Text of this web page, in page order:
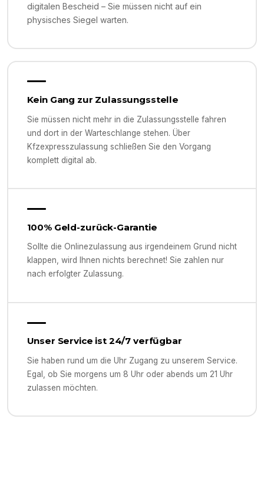
digitalen Bescheid – Sie müssen nicht auf ein
physisches Siegel warten.
Kein Gang zur Zulassungsstelle
Sie müssen nicht mehr in die Zulassungsstelle fahren
und dort in der Warteschlange stehen. Über
Kfzexpresszulassung schließen Sie den Vorgang
komplett digital ab.
100% Geld-zurück-Garantie
Sollte die Onlinezulassung aus irgendeinem Grund nicht
klappen, wird Ihnen nichts berechnet! Sie zahlen nur
nach erfolgter Zulassung.
Unser Service ist 24/7 verfügbar
Sie haben rund um die Uhr Zugang zu unserem Service.
Egal, ob Sie morgens um 8 Uhr oder abends um 21 Uhr
zulassen möchten.